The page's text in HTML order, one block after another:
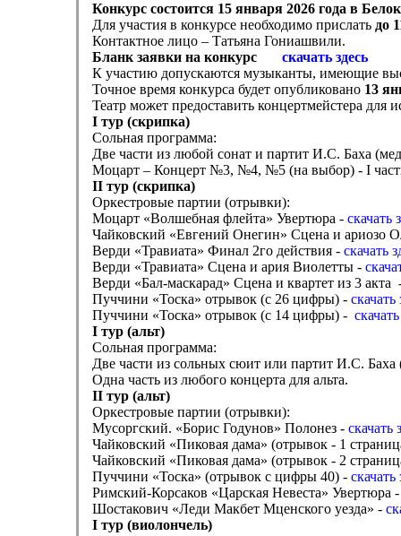
Конкурс состоится 15 января 2026 года в
Для участия в конкурсе необходимо прислать до
Контактное лицо – Татьяна Гониашвили.
Бланк заявки на конкурс
скачать здесь
К участию допускаются музыканты, имеющие
Точное время конкурса будет опубликовано 13
Театр может предоставить концертмейстера
I тур (скрипка)
Сольная программа:
Две части из любой сонат и партит И.С. Баха
Моцарт – Концерт №3, №4, №5 (на выбор) - I
II тур (скрипка)
Оркестровые партии (отрывки):
Моцарт «Волшебная флейта» Увертюра - скачать
Чайковский «Евгений Онегин» Сцена и ариозо
Верди «Травиата» Финал 2го действия - скачать
Верди «Травиата» Сцена и ария Виолетты -
Верди «Бал-маскарад» Сцена и квартет из 3 акта
Пуччини «Тоска» отрывок (с 26 цифры) - скачать
Пуччини «Тоска» отрывок (с 14 цифры) -
I тур (альт)
Сольная программа:
Две части из сольных сюит или партит И.С.
Одна часть из любого концерта для альта.
II тур (альт)
Оркестровые партии (отрывки):
Мусоргский. «Борис Годунов» Полонез - скачать
Чайковский «Пиковая дама» (отрывок - 1
Чайковский «Пиковая дама» (отрывок - 2
Пуччини «Тоска» (отрывок с цифры 40) - скачать
Римский-Корсаков «Царская Невеста» Увертюра
Шостакович «Леди Макбет Мценского уезда» -
I тур (виолончель)